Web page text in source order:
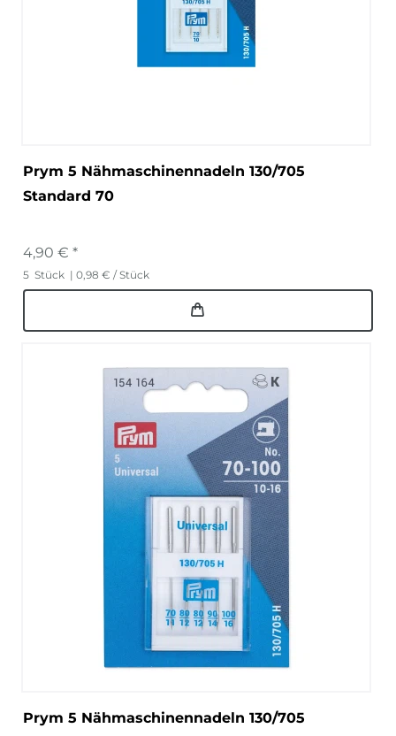
Prym 5 Nähmaschinennadeln 130/705
Standard 70
4,90 € *
5 Stück | 0,98 € / Stück
Prym 5 Nähmaschinennadeln 130/705